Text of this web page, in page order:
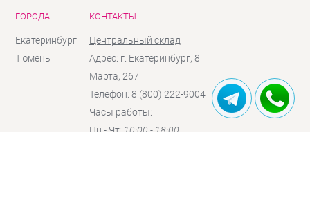
ГОРОДА
Екатеринбург
Тюмень
КОНТАКТЫ
Центральный склад
Адрес: г. Екатеринбург, 8
Марта, 267
Телефон: 8 (800) 222-9004
Часы работы:
Пн - Чт: 10:00 - 18:00